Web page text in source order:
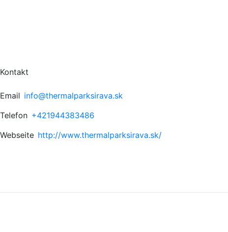
Kontakt
Email info@thermalparksirava.sk
Telefon +421944383486
Webseite http://www.thermalparksirava.sk/